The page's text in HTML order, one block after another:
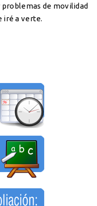
de movilidad
iré a verte.